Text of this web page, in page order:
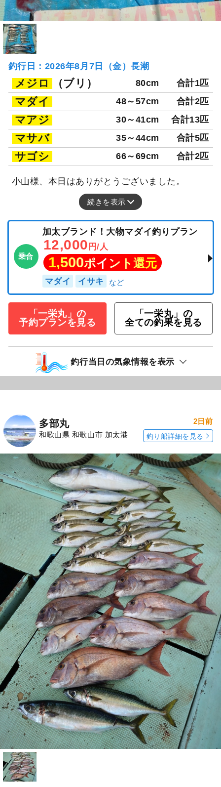
釣行日：2026年8月7日（金）長潮
メジロ （ブリ） 80cm 合計1匹
マダイ 48～57cm 合計2匹
マアジ 30～41cm 合計13匹
マサバ 35～44cm 合計5匹
サゴシ 66～69cm 合計2匹
小山様、本日はありがとうございました。
続きを表示
乗合
加太ブランド！大物マダイ釣りプラン
12,000 円/人
1,500ポイント還元
マダイ イサキ
「一栄丸」の
予約プランを見る
「一栄丸」の
全ての釣果を見る
釣行当日の気象情報を表示
多部丸
和歌山県 和歌山市 加太港
2日前
釣り船詳細を見る